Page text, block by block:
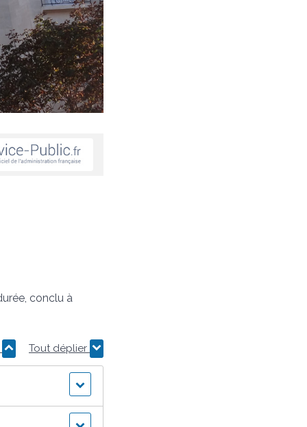
conclu à
Tout déplier